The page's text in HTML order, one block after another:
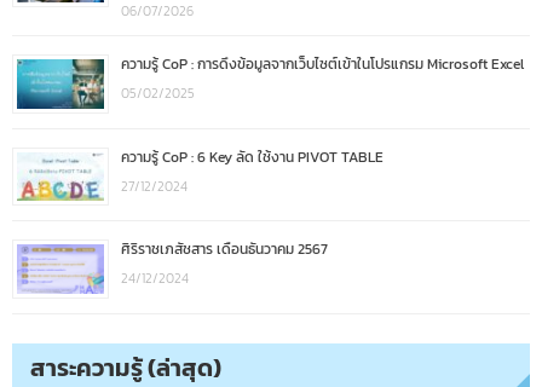
06/07/2026
ความรู้ CoP : การดึงข้อมูลจากเว็บไซต์เข้าในโปรแกรม Microsoft Excel
05/02/2025
ความรู้ CoP : 6 Key ลัด ใช้งาน PIVOT TABLE
27/12/2024
ศิริราชเภสัชสาร เดือนธันวาคม 2567
24/12/2024
สาระความรู้ (ล่าสุด)